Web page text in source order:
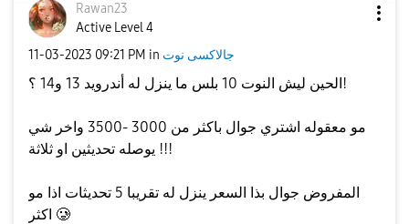
Rawan23
Active Level 4
‎11-03-2023 09:21 PM in جالاكسى نوت
الحين ليش النوت 10 بلس ما ينزل له أندرويد 13 و14 ؟!
مو معقوله اشتري جوال باكثر من 3000 -3500 واخر شي
يوصله تحديثين او ثلاثة !!!
المفروض جوال بذا السعر ينزل له تقريبا 5 تحديثات اذا مو
اكثر 🥲